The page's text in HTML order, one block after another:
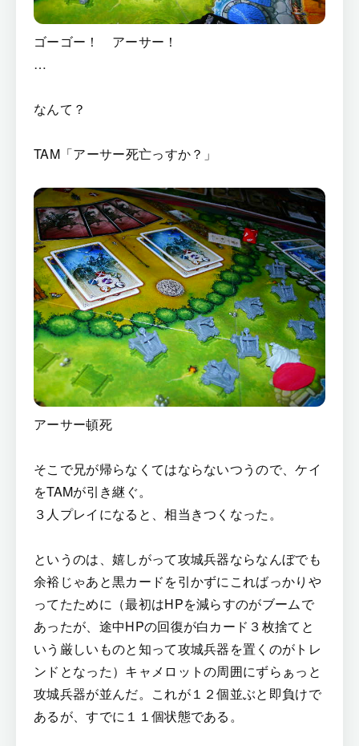
ゴーゴー！ アーサー！
…
なんて？
TAM「アーサー死亡っすか？」
アーサー頓死
そこで兄が帰らなくてはならないつうので、ケイ
をTAMが引き継ぐ。
３人プレイになると、相当きつくなった。
というのは、嬉しがって攻城兵器ならなんぼでも
余裕じゃあと黒カードを引かずにこればっかりや
ってたために（最初はHPを減らすのがブームで
あったが、途中HPの回復が白カード３枚捨てと
いう厳しいものと知って攻城兵器を置くのがトレ
ンドとなった）キャメロットの周囲にずらぁっと
攻城兵器が並んだ。これが１２個並ぶと即負けで
あるが、すでに１１個状態である。